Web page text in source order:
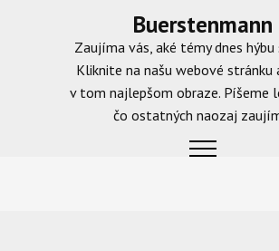
Buerstenmann
Zaujíma vás, aké témy dnes
Kliknite na našu webové stránku
v tom najlepšom obraze. Píšeme
čo ostatných naozaj